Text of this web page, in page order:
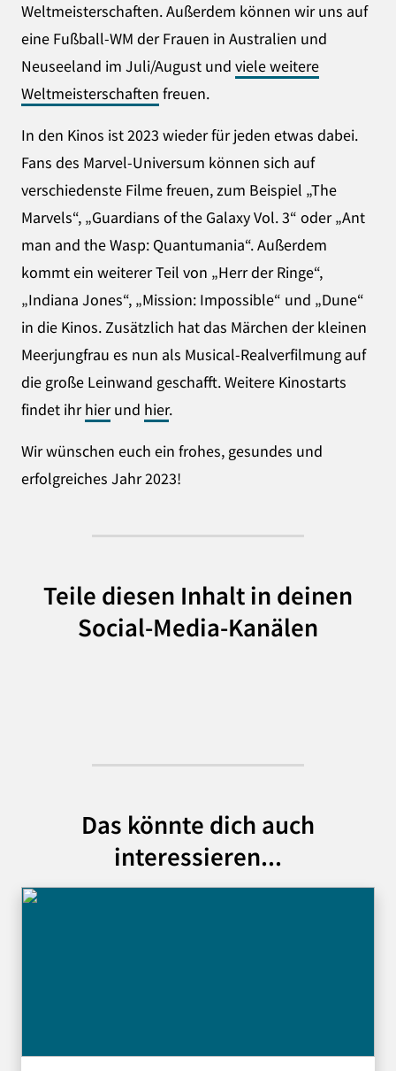
Weltmeisterschaften. Außerdem können wir uns auf
eine Fußball-WM der Frauen in Australien und
Neuseeland im Juli/August und viele weitere
Weltmeisterschaften freuen.
In den Kinos ist 2023 wieder für jeden etwas dabei.
Fans des Marvel-Universum können sich auf
verschiedenste Filme freuen, zum Beispiel „The
Marvels“, „Guardians of the Galaxy Vol. 3“ oder „Ant
man and the Wasp: Quantumania“. Außerdem
kommt ein weiterer Teil von „Herr der Ringe“,
„Indiana Jones“, „Mission: Impossible“ und „Dune“
in die Kinos. Zusätzlich hat das Märchen der kleinen
Meerjungfrau es nun als Musical-Realverfilmung auf
die große Leinwand geschafft. Weitere Kinostarts
findet ihrhierund hier.
Wir wünschen euch ein frohes, gesundes und
erfolgreiches Jahr 2023!
Teile diesen Inhalt in deinen
Social-Media-Kanälen
Das könnte dich auch
interessieren...